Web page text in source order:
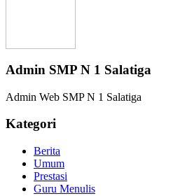
Admin SMP N 1 Salatiga
Admin Web SMP N 1 Salatiga
Kategori
Berita
Umum
Prestasi
Guru Menulis